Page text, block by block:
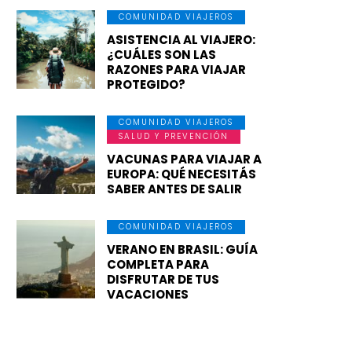
COMUNIDAD VIAJEROS
ASISTENCIA AL VIAJERO:
¿CUÁLES SON LAS
RAZONES PARA VIAJAR
PROTEGIDO?
COMUNIDAD VIAJEROS
SALUD Y PREVENCIÓN
VACUNAS PARA VIAJAR A
EUROPA: QUÉ NECESITÁS
SABER ANTES DE SALIR
COMUNIDAD VIAJEROS
VERANO EN BRASIL: GUÍA
COMPLETA PARA
DISFRUTAR DE TUS
VACACIONES